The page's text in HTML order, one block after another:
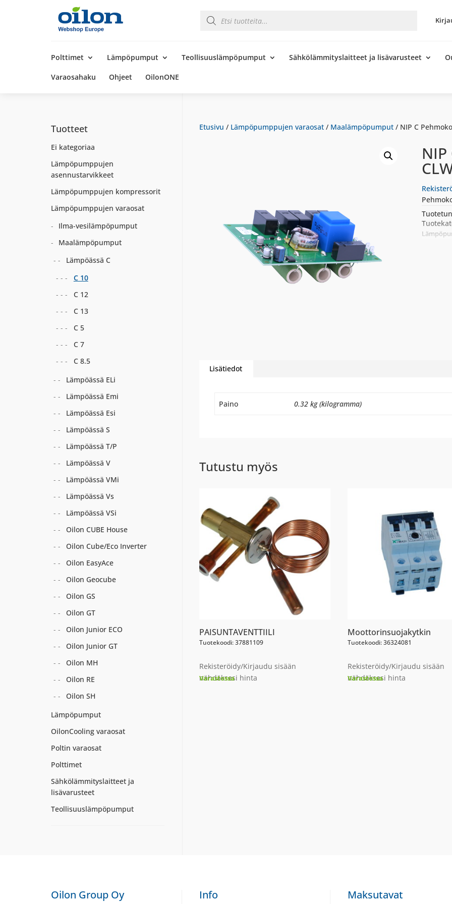
search
Polttimet Lämpöpumput Teollisuuslämpöpumput Sähkölämmityslaitteet ja lisävarusteet
Varaosahaku Ohjeet OilonONE
Etusivu / Lämpöpumppujen varaosat/ Maalämpöpumput/ NIP C
Lisätiedot
Paino 0.32 kg (kilogramma)
Tutustu myös
PAISUNTAVENTTIILI
Tuotekoodi: 37881109
Rekisteröidy/Kirjaudu sisään
nähdäksesi hinta
Varastossa
Moottorinsuojakytkin
Tuotekoodi: 36324081
Rekisteröidy/Kirjaudu sisään
nähdäksesi hinta
Varastossa
Tuotteet
Ei kategoriaa
Lämpöpumppujen
asennustarvikkeet
Lämpöpumppujen kompressorit
Lämpöpumppujen varaosat
Ilma-vesilämpöpumput
Maalämpöpumput
Lämpöässä C
C 10
C 12
C 13
C 5
C 7
C 8.5
Lämpöässä ELi
Lämpöässä Emi
Lämpöässä Esi
Lämpöässä S
Lämpöässä T/P
Lämpöässä V
Lämpöässä VMi
Lämpöässä Vs
Lämpöässä VSi
Oilon CUBE House
Oilon Cube/Eco Inverter
Oilon EasyAce
Oilon Geocube
Oilon GS
Oilon GT
Oilon Junior ECO
Oilon Junior GT
Oilon MH
Oilon RE
Oilon SH
Lämpöpumput
OilonCooling varaosat
Poltin varaosat
Polttimet
Sähkölämmityslaitteet ja
lisävarusteet
Teollisuuslämpöpumput
Oilon Group Oy Info Maksutavat